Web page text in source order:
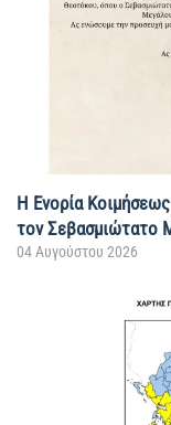
Η Ενορία
τον Σεβασμιώτατο
04 Αυγούστου 2026